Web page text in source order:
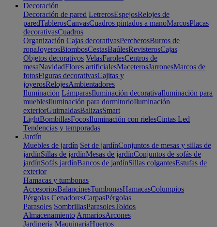
Decoración
Decoración de pared LetrerosEspejosRelojes de
paredTablerosCanvasCuadros pintados a manoMarcosPlacas
decorativasCuadros
Organización Cajas decorativasPercherosBurros de
ropaJoyerosBiombosCestasBaúlesRevisterosCajas
Objetos decorativos VelasFarolesCentros de
mesaNavidadFlores artificialesMaceterosJarronesMarcos de
fotosFiguras decorativasCajitas y
joyerosRelojesAmbientadores
Iluminación LámparasIluminación decorativaIluminación para
mueblesIluminación para dormitorioIluminación
exteriorGuirnaldasBalizasSmart
LightBombillasFocosIluminación con rielesCintas Led
Tendencias y temporadas
Jardín
Muebles de jardín Set de jardínConjuntos de mesas y sillas de
jardínSillas de jardínMesas de jardínConjuntos de sofás de
jardínSofás jardínBancos de jardínSillas colgantesEstufas de
exterior
Hamacas y tumbonas
AccesoriosBalancinesTumbonasHamacasColumpios
Pérgolas CenadoresCarpasPérgolas
Parasoles SombrillasParasolesToldos
Almacenamiento ArmariosArcones
Jardinería MaquinariaHuertos